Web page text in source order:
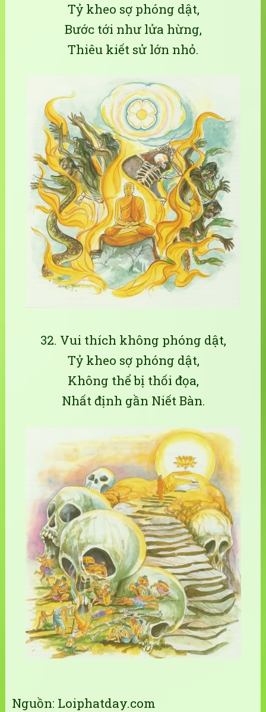
Tỷ kheo sợ phóng dật,
Bước tới như lửa hừng,
Thiêu kiết sử lớn nhỏ.
32. Vui thích không phóng dật,
Tỷ kheo sợ phóng dật,
Không thể bị thối đọa,
Nhất định gần Niết Bàn.
Nguồn: Loiphatday.com